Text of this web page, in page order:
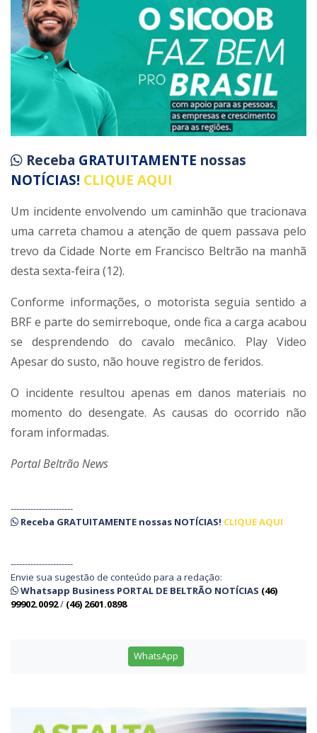
Receba GRATUITAMENTE nossas
NOTÍCIAS! CLIQUE AQUI
Um incidente envolvendo um caminhão que tracionava
uma carreta chamou a atenção de quem passava pelo
trevo da Cidade Norte em Francisco Beltrão na manhã
desta sexta-feira (12).
Conforme informações, o motorista seguia sentido a
BRF e parte do semirreboque, onde fica a carga acabou
se desprendendo do cavalo mecânico. Play Video
Apesar do susto, não houve registro de feridos.
O incidente resultou apenas em danos materiais no
momento do desengate. As causas do ocorrido não
foram informadas.
Portal Beltrão News
----------------------
Receba GRATUITAMENTE nossas NOTÍCIAS! CLIQUE AQUI
----------------------
Envie sua sugestão de conteúdo para a redação:
Whatsapp Business PORTAL DE BELTRÃO NOTÍCIAS (46)
99902.0092/ (46) 2601.0898
WhatsApp